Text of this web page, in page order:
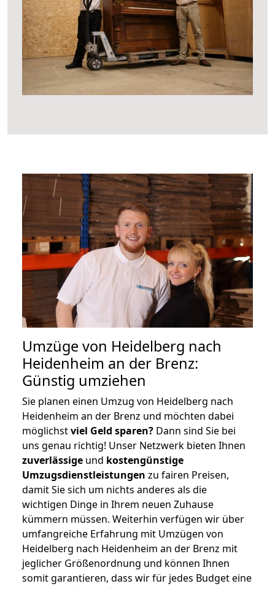
Umzüge von Heidelberg nach
Heidenheim an der Brenz:
Günstig umziehen
Sie planen einen Umzug von Heidelberg nach
Heidenheim an der Brenz und möchten dabei
möglichstviel Geld sparen? Dann sind Sie bei
uns genau richtig! Unser Netzwerk bieten Ihnen
zuverlässige und kostengünstige
Umzugsdienstleistungen zu fairen Preisen,
damit Sie sich um nichts anderes als die
wichtigen Dinge in Ihrem neuen Zuhause
kümmern müssen. Weiterhin verfügen wir über
umfangreiche Erfahrung mit Umzügen von
Heidelberg nach Heidenheim an der Brenz mit
jeglicher Größenordnung und können Ihnen
somit garantieren, dass wir für jedes Budget eine